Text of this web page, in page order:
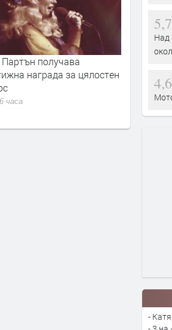
Янка Рупкина и „Мистерията на
българските гласове“ звучат в
новия сингъл на Ели Годлинг
преди 7 часа
Над
-